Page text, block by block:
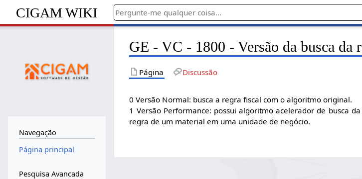
CIGAM WIKI
GE - VC - 1800 - Versão da busca da
Página Discussão
0 Versão Normal: busca a regra fiscal com o algoritmo original.
1 Versão Performance: possui algoritmo acelerador de busca
regra de um material em uma unidade de negócio.
Navegação
Página principal
Pesquisa Avancada